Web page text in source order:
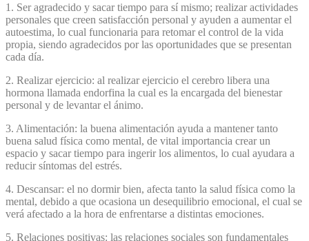
1. Ser agradecido y sacar tiempo para sí mismo; realizar actividades
personales que creen satisfacción personal y ayuden a aumentar el
autoestima, lo cual funcionaria para retomar el control de la vida
propia, siendo agradecidos por las oportunidades que se presentan
cada día.
2. Realizar ejercicio: al realizar ejercicio el cerebro libera una
hormona llamada endorfina la cual es la encargada del bienestar
personal y de levantar el ánimo.
3. Alimentación: la buena alimentación ayuda a mantener tanto
buena salud física como mental, de vital importancia crear un
espacio y sacar tiempo para ingerir los alimentos, lo cual ayudara a
reducir síntomas del estrés.
4. Descansar: el no dormir bien, afecta tanto la salud física como la
mental, debido a que ocasiona un desequilibrio emocional, el cual se
verá afectado a la hora de enfrentarse a distintas emociones.
5. Relaciones positivas: las relaciones sociales son fundamentales